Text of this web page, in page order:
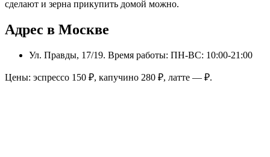
сделают и зерна прикупить домой можно.
Адрес в Москве
Ул. Правды, 17/19. Время работы: ПН-ВС: 10:00-21:00
Цены: эспрессо 150 ₽, капучино 280 ₽, латте — ₽.